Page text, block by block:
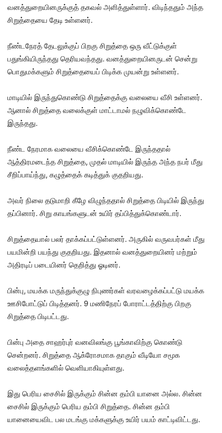
வனத்துறையினருக்குத் தகவல் அளித்துள்ளார். விடிந்ததும் அந்த
சிறுத்தையை தேடி உள்ளனர்.
நீண்டநேரத் தேடலுக்குப் பிறகு சிறுத்தை ஒரு வீட்டுக்குள்
பதுங்கியிருந்தது தெரியவந்தது. வனத்துறையினருடன் சென்று
பொதுமக்களும் சிறுத்தையைப் பிடிக்க முயன்று உள்ளனர்.
மாடியில் இருந்துகொண்டு சிறுத்தைக்கு வலையை வீசி உள்ளனர்.
ஆனால் சிறுத்தை வலைக்குள் மாட்டாமல் நழுவிக்கொண்டே
இருந்தது.
நீண்ட நேரமாக வலையை வீசிக்கொண்டே இருந்ததால்
ஆத்திரமடைந்த சிறுத்தை, முதல் மாடியில் இருந்த அந்த நபர் மீது
சீறிப்பாய்ந்து, கழுத்தைக் கடித்துக் குதறியது.
அவர் நிலை தடுமாறி கீழே விழுந்ததால் சிறுத்தை பிடியில் இருந்து
தப்பினார். சிறு காயங்களுடன் உயிர் தப்பித்துக்கொண்டார்.
சிறுத்தையால் பலர் தாக்கப்பட்டுள்ளனர். அருகில் வருவபர்கள் மீது
பயமின்றி பயந்து குதறியது. இதனால் வனத்துறையினர் மற்றும்
அதிரடிப் படையினர் தெறித்து ஓடினர்.
பின்பு, மயக்க மருந்துக்குழு நிபுணர்கள் வரவழைக்கப்பட்டு மயக்க
ஊசிபோட்டுப் பிடித்தனர். 9 மணிநேரப் போராட்டத்திற்கு பிறகு
சிறுத்தை பிடிபட்டது.
பின்பு அதை சாஹர்புர் வனவிலங்கு பூங்காவிற்கு கொண்டு
சென்றனர். சிறுத்தை ஆக்ரோசமாக தாகும் வீடியோ சமூக
வலைத்தளங்களில் வெளியாகியுள்ளது.
இது பெரிய சைசில் இருக்கும் சின்ன தம்பி யானை அல்ல. சின்ன
சைசில் இருக்கும் பெரிய தம்பி சிறுத்தை. சின்ன தம்பி
யானையைவிட பல மடங்கு மக்களுக்கு உயிர் பயம் காட்டிவிட்டது.